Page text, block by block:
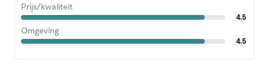
Prijs/kwaliteit
4.5
Omgeving
4.5